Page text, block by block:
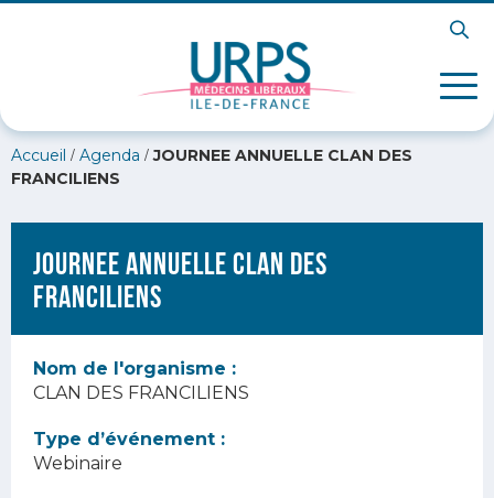
Accueil / Agenda /JOURNEE ANNUELLE CLAN DES
FRANCILIENS
JOURNEE ANNUELLE CLAN DES
FRANCILIENS
Nom de l'organisme :
CLAN DES FRANCILIENS
Type d’événement :
Webinaire